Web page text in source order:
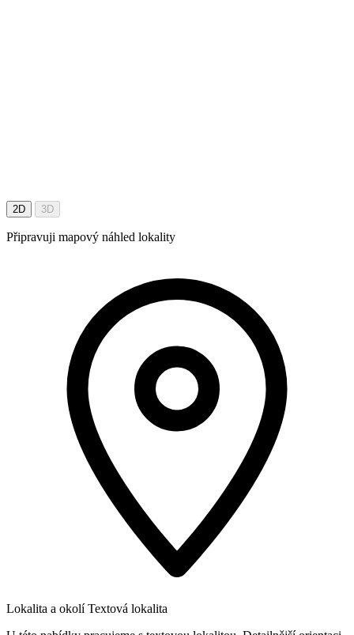
2D 3D
Připravuji mapový náhled lokality
Lokalita a okolí Textová lokalita